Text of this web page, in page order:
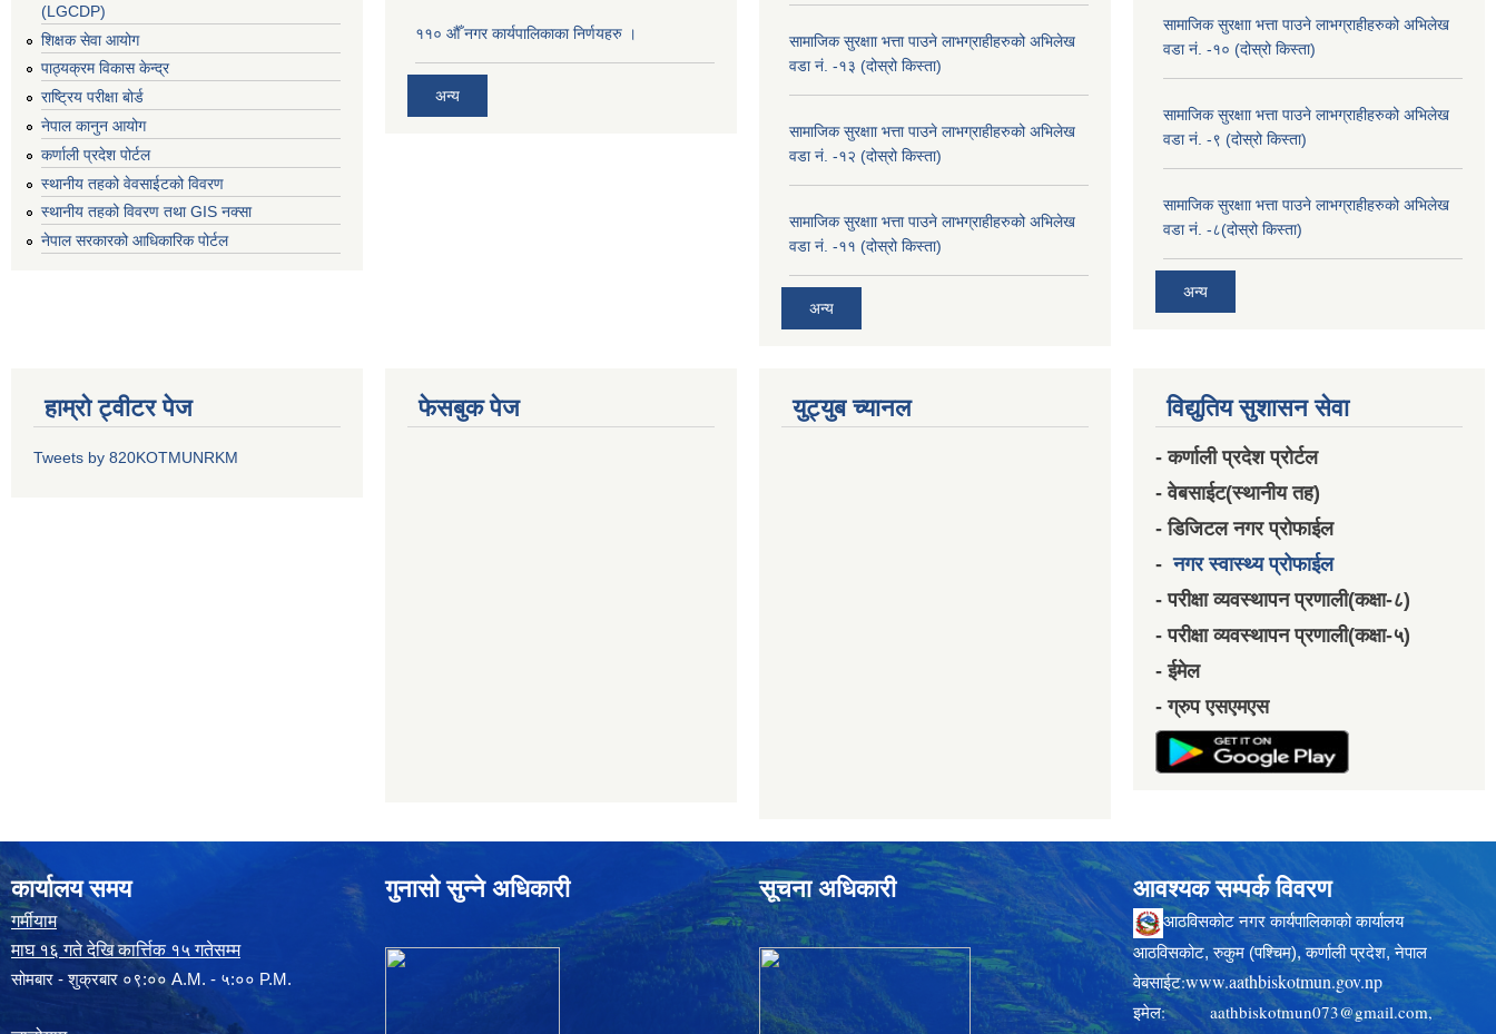
(LGCDP)
शिक्षक सेवा आयोग
पाठ्यक्रम विकास केन्द्र
राष्ट्रिय परीक्षा बोर्ड
नेपाल कानुन आयोग
कर्णाली प्रदेश पोर्टल
स्थानीय तहको वेवसाईटको विवरण
स्थानीय तहको विवरण तथा GIS नक्सा
नेपाल सरकारको आधिकारिक पोर्टल
११० औँ नगर कार्यपालिकाका निर्णयहरु ।
अन्य
सामाजिक सुरक्षाा भत्ता पाउने लाभग्राहीहरुको अभिलेख
वडा नं. -१३ (दोस्रो किस्ता)
सामाजिक सुरक्षाा भत्ता पाउने लाभग्राहीहरुको अभिलेख
वडा नं. -१२ (दोस्रो किस्ता)
सामाजिक सुरक्षाा भत्ता पाउने लाभग्राहीहरुको अभिलेख
वडा नं. -११ (दोस्रो किस्ता)
अन्य
सामाजिक सुरक्षाा भत्ता पाउने लाभग्राहीहरुको अभिलेख
वडा नं. -१० (दोस्रो किस्ता)
सामाजिक सुरक्षाा भत्ता पाउने लाभग्राहीहरुको अभिलेख
वडा नं. -९ (दोस्रो किस्ता)
सामाजिक सुरक्षाा भत्ता पाउने लाभग्राहीहरुको अभिलेख
वडा नं. -८(दोस्रो किस्ता)
अन्य
हाम्रो ट्वीटर पेज
Tweets by 820KOTMUNRKM
फेसबुक पेज युट्युब च्यानल विद्युतिय सुशासन सेवा
- कर्णाली प्रदेश प्रोर्टल
- वेबसाईट(स्थानीय तह)
- डिजिटल नगर प्रोफाईल
-नगर स्वास्थ्य प्रोफाईल
- परीक्षा व्यवस्थापन प्रणाली(कक्षा-८)
- परीक्षा व्यवस्थापन प्रणाली(कक्षा-५)
- ईमेल
- ग्रुप एसएमएस
कार्यालय समय
गर्मीयाम
माघ १६ गते देखि कार्त्तिक १५ गतेसम्म
सोमबार - शुक्रबार ०९:०० A.M. - ५:०० P.M.
गुनासो सुन्ने अधिकारी सूचना अधिकारी आवश्यक सम्पर्क विवरण
आठविसकोट नगर कार्यपालिकाको कार्यालय
आठविसकोट, रुकुम (पश्चिम), कर्णाली प्रदेश, नेपाल
वेबसाईट:www.aathbiskotmun.gov.np
इमेल: aathbiskotmun073@gmail.com,